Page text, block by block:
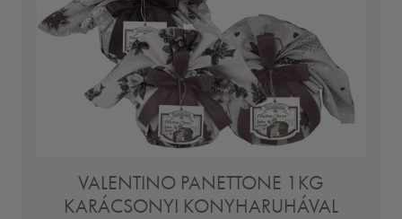
VALENTINO PANETTONE 1KG
KARÁCSONYI KONYHARUHÁVAL